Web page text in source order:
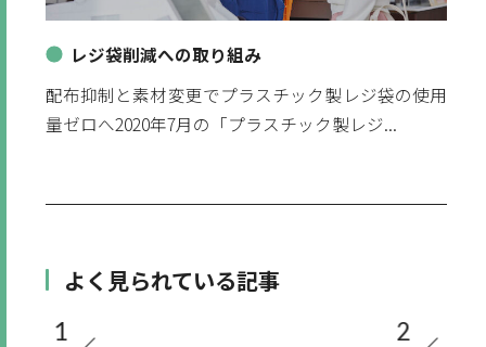
レジ袋削減への取り組み
配布抑制と素材変更でプラスチック製レジ袋の使用
量ゼロへ2020年7月の「プラスチック製レジ...
よく見られている記事
1 2